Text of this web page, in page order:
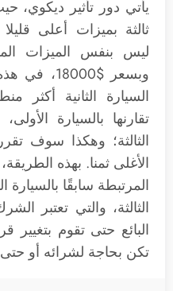
يأتي دور تأثير ديكوي،
ثالثة بميزات أعلى
ليس بنفس الميزات
وبسعر
السيارة الثانية أكثر
تقارنها بالسيارة
الثالثة؛ وهكذا سوف
الأغلى ثمنا. بهذه
المرتبطة سابقًا بالسيارة
الثالثة، والتي تعتبر
البائع حتى تقوم بتغيير
تكن بحاجة لشرائه أو